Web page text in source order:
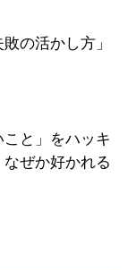
の活かし方」
こと」をハッキ
なぜか好かれる